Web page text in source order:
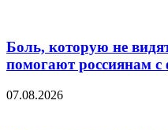
Боль, которую не
помогают россиянам
07.08.2026